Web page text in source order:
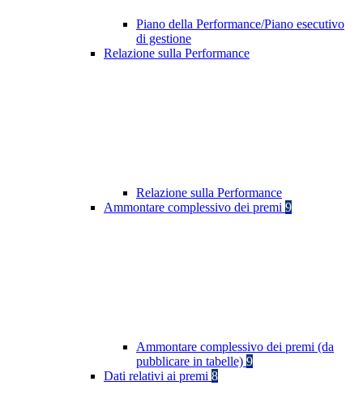
Piano della Performance/Piano esecutivo
di gestione
Relazione sulla Performance
Relazione sulla Performance
Ammontare complessivo dei premi 9
Ammontare complessivo dei premi (da
pubblicare in tabelle) 9
Dati relativi ai premi 8